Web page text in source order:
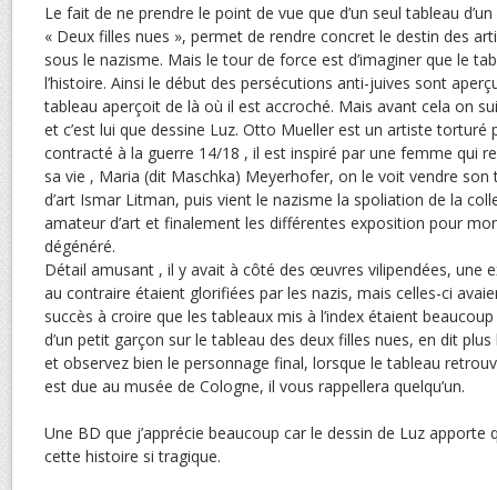
Le fait de ne prendre le point de vue que d’un seul tableau
« Deux filles nues », permet de rendre concret le destin des
sous le nazisme. Mais le tour de force est d’imaginer que le
l’histoire. Ainsi le début des persécutions anti-juives sont
tableau aperçoit de là où il est accroché. Mais avant cela on
et c’est lui que dessine Luz. Otto Mueller est un artiste torturé
contracté à la guerre 14/18 , il est inspiré par une femme qui
sa vie , Maria (dit Maschka) Meyerhofer, on le voit vendre
d’art Ismar Litman, puis vient le nazisme la spoliation de la
amateur d’art et finalement les différentes exposition pour
dégénéré.
Détail amusant , il y avait à côté des œuvres vilipendées, une
au contraire étaient glorifiées par les nazis, mais celles-ci
succès à croire que les tableaux mis à l’index étaient
d’un petit garçon sur le tableau des deux filles nues, en dit
et observez bien le personnage final, lorsque le tableau
est due au musée de Cologne, il vous rappellera quelqu’un.
Une BD que j’apprécie beaucoup car le dessin de Luz apporte
cette histoire si tragique.